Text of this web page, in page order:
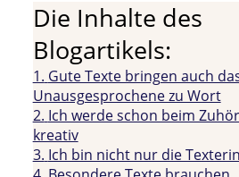
Die Inhalte des
Blogartikels:
1. Gute Texte bringen auch
Unausgesprochene zu Wort
2. Ich werde schon beim
kreativ
3. Ich bin nicht nur die Texterin